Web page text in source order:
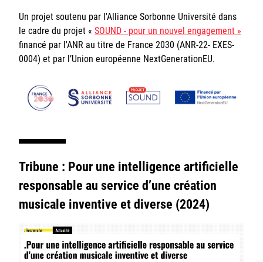
Un projet soutenu par l'Alliance Sorbonne Université dans
le cadre du projet « SOUND - pour un nouvel engagement »
financé par l'ANR au titre de France 2030 (ANR-22- EXES-
0004) et par l’Union européenne NextGenerationEU.
Tribune : Pour une intelligence artificielle
responsable au service d’une création
musicale inventive et diverse (2024)